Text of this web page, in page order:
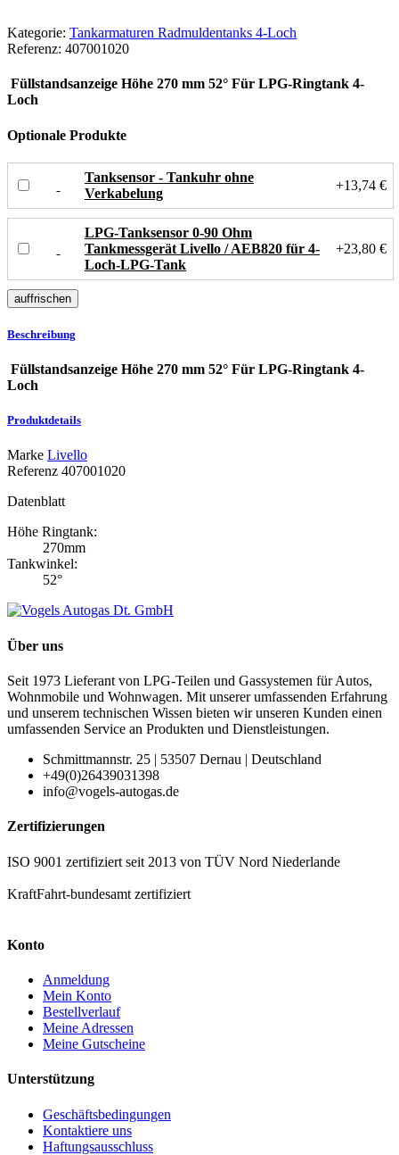
Kategorie: Tankarmaturen Radmuldentanks 4-Loch
Referenz: 407001020
Füllstandsanzeige Höhe 270 mm 52° Für LPG-Ringtank 4-
Loch
Optionale Produkte
Tanksensor - Tankuhr ohne
Verkabelung
+13,74 €
LPG-Tanksensor 0-90 Ohm
Tankmessgerät Livello / AEB820 für 4-
Loch-LPG-Tank
+23,80 €
Beschreibung
Füllstandsanzeige Höhe 270 mm 52° Für LPG-Ringtank 4-
Loch
Produktdetails
Marke Livello
Referenz 407001020
Datenblatt
Höhe Ringtank:
270mm
Tankwinkel:
52°
Über uns
Seit 1973 Lieferant von LPG-Teilen und Gassystemen für Autos,
Wohnmobile und Wohnwagen. Mit unserer umfassenden Erfahrung
und unserem technischen Wissen bieten wir unseren Kunden einen
umfassenden Service an Produkten und Dienstleistungen.
Schmittmannstr. 25 | 53507 Dernau | Deutschland
+49(0)26439031398
info@vogels-autogas.de
Zertifizierungen
ISO 9001 zertifiziert seit 2013 von TÜV Nord Niederlande
KraftFahrt-bundesamt zertifiziert
Konto
Anmeldung
Mein Konto
Bestellverlauf
Meine Adressen
Meine Gutscheine
Unterstützung
Geschäftsbedingungen
Kontaktiere uns
Haftungsausschluss